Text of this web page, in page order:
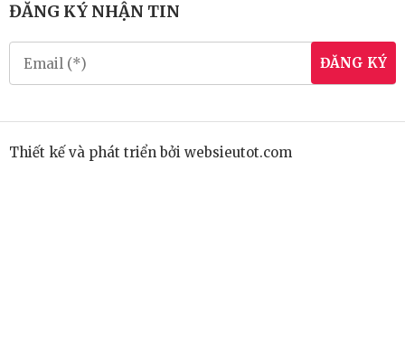
ĐĂNG KÝ NHẬN TIN
ĐĂNG KÝ
Thiết kế và phát triển bởi websieutot.com